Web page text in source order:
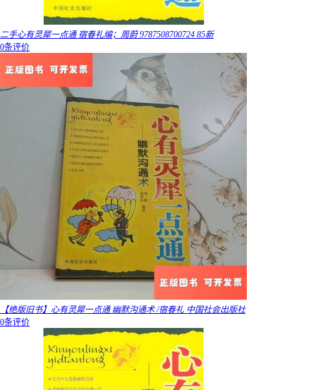
二手心有灵犀一点通 宿春礼编；周蔚 9787508700724 85新
0条评价
【绝版旧书】心有灵犀一点通 幽默沟通术 /宿春礼 中国社会出版社
0条评价